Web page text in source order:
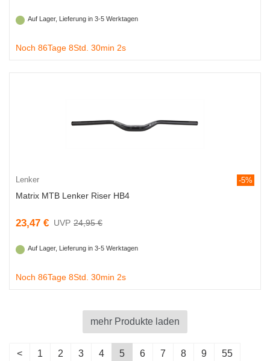
Auf Lager, Lieferung in 3-5 Werktagen
Noch 86Tage 8Std. 30min 1s
Lenker -5%
Matrix MTB Lenker Riser HB4
23,47 € 24,95 €
Auf Lager, Lieferung in 3-5 Werktagen
Noch 86Tage 8Std. 30min 1s
mehr Produkte laden
< 1 2 3 4 5 6 7 8 9 55